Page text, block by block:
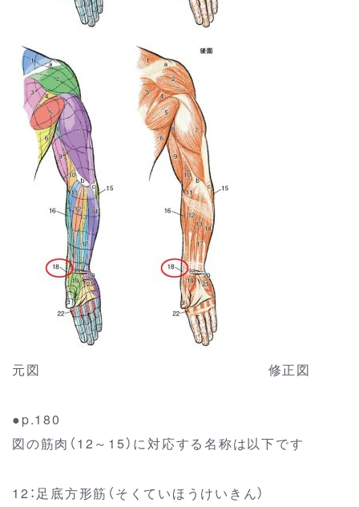
元図 修正図
●p.180
図の筋肉（12～15）に対応する名称は以下です
12：足底方形筋（そくていほうけいきん）